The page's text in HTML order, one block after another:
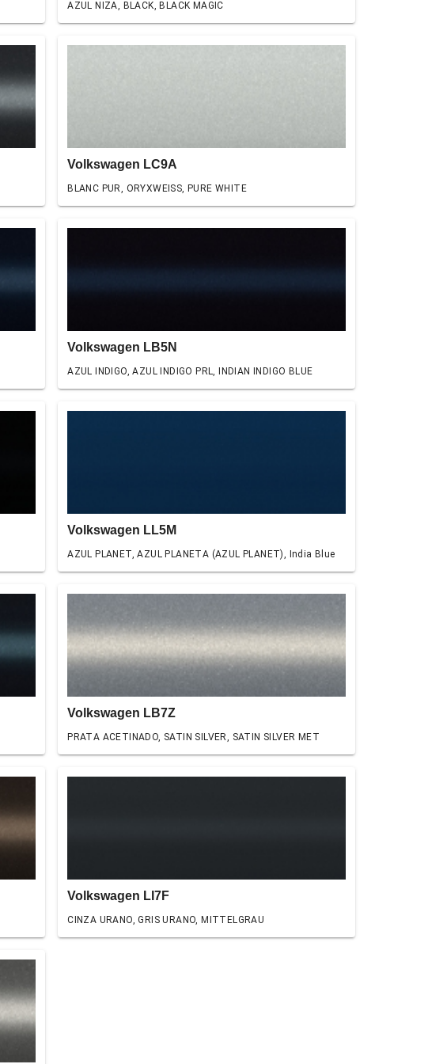
AZUL NIZA, BLACK, BLACK MAGIC
Volkswagen LC9A
BLANC PUR, ORYXWEISS, PURE WHITE
Volkswagen LB5N
AZUL INDIGO, AZUL INDIGO PRL, INDIAN INDIGO BLUE
Volkswagen LL5M
AZUL PLANET, AZUL PLANETA (AZUL PLANET), India Blue
Volkswagen LB7Z
PRATA ACETINADO, SATIN SILVER, SATIN SILVER MET
Volkswagen LI7F
CINZA URANO, GRIS URANO, MITTELGRAU